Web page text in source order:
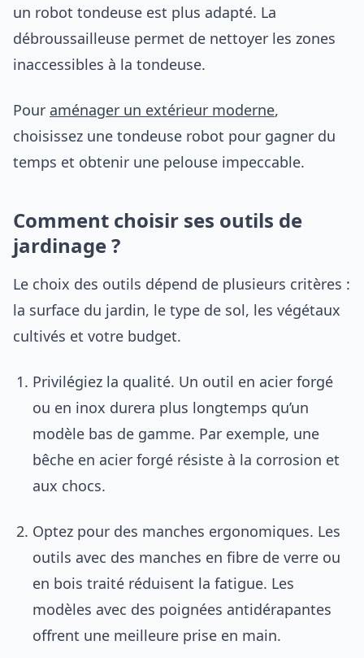
un robot tondeuse est plus adapté. La
débroussailleuse permet de nettoyer les zones
inaccessibles à la tondeuse.
Pour aménager un extérieur moderne,
choisissez une tondeuse robot pour gagner du
temps et obtenir une pelouse impeccable.
Comment choisir ses outils de
jardinage ?
Le choix des outils dépend de plusieurs critères :
la surface du jardin, le type de sol, les végétaux
cultivés et votre budget.
Privilégiez la qualité. Un outil en acier forgé
ou en inox durera plus longtemps qu’un
modèle bas de gamme. Par exemple, une
bêche en acier forgé résiste à la corrosion et
aux chocs.
Optez pour des manches ergonomiques. Les
outils avec des manches en fibre de verre ou
en bois traité réduisent la fatigue. Les
modèles avec des poignées antidérapantes
offrent une meilleure prise en main.